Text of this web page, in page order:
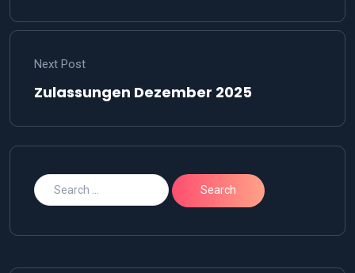
Next Post
Zulassungen Dezember 2025